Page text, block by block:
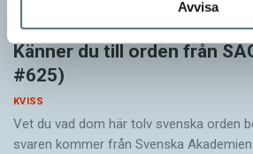
Avvisa
Känner du till orden från
#625)
KVISS
Vet du vad dom här tolv svenska orden
svaren kommer från Svenska